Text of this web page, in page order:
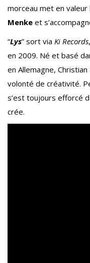
morceau met en
Menke et
“Lys” sort via Ki Records
en 2009. Né et basé
en Allemagne,
volonté de créativité.
s’est toujours efforcé
crée.